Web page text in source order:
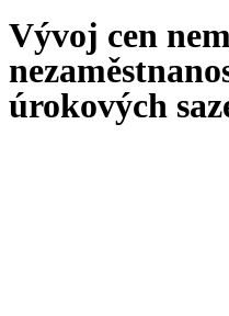
Vývoj cen
úrokových